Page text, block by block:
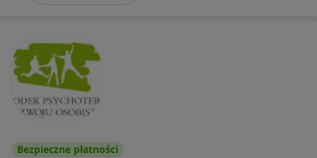
Bezpieczne płatności